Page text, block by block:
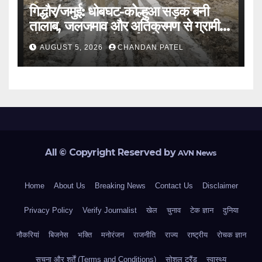
गिद्धौर/जमुई: धोबघट-कोल्हुआ सड़क बनी
तालाब, जलजमाव और अतिक्रमण से ग्रामीण
परेशान, प्रशासन से कार्रवाई की मांग
AUGUST 5, 2026 CHANDAN PATEL
All © Copyright Reserved byAVN News
Home About Us Breaking News Contact Us Disclaimer
Privacy Policy Verify Journalist खेल चुनाव टेक ज्ञान दुनिया
नौकरियां बिजनेस भक्ति मनोरंजन राजनीति राज्य राष्ट्रीय रोचक ज्ञान
सूचना और शर्तें (Terms and Conditions) सोशल ट्रैंड स्वास्थ्य